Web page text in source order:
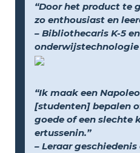
“Door het product te
zo enthousiast en
– Bibliothecaris K-5
onderwijstechnologie
“Ik maak een
[studenten] bepalen
goede of een slechte
ertussenin.”
– Leraar